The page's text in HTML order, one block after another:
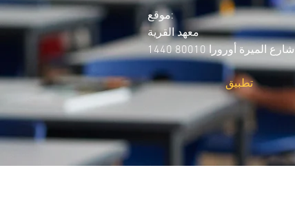
موقع:
معهد القرية
1440 شارع الميرة أورورا 80010
تطبيق